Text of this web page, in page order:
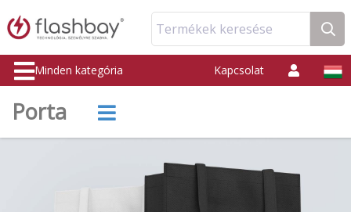
Termékek keresése
Minden kategória Kapcsolat
Porta